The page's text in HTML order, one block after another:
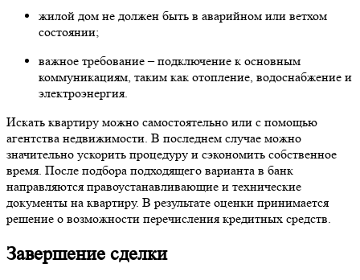
жилой дом не должен быть в аварийном или ветхом
состоянии;
важное требование – подключение к основным
коммуникациям, таким как отопление, водоснабжение и
электроэнергия.
Искать квартиру можно самостоятельно или с помощью
агентства недвижимости. В последнем случае можно
значительно ускорить процедуру и сэкономить собственное
время. После подбора подходящего варианта в банк
направляются правоустанавливающие и технические
документы на квартиру. В результате оценки принимается
решение о возможности перечисления кредитных средств.
Завершение сделки